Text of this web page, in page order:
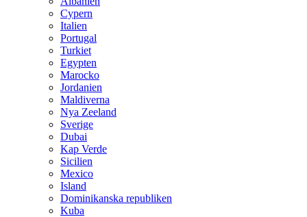
Cypern
Italien
Portugal
Turkiet
Egypten
Marocko
Jordanien
Maldiverna
Nya Zeeland
Sverige
Dubai
Kap Verde
Sicilien
Mexico
Island
Dominikanska republiken
Kuba